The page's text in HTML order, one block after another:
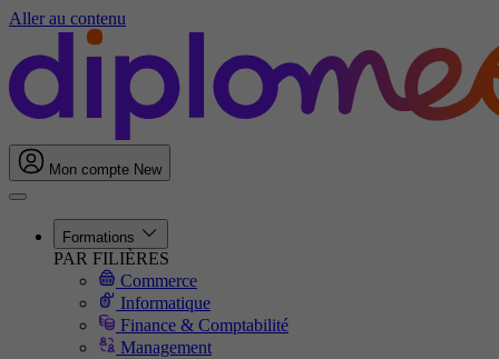
Aller au contenu
Mon compte New
Formations
PAR FILIÈRES
Commerce
Informatique
Finance & Comptabilité
Management